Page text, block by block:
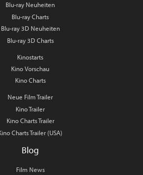
Blu-ray Neuheiten
Blu-ray Charts
Blu-ray 3D Neuheiten
Blu-ray 3D Charts
Kinostarts
Kino Vorschau
Kino Charts
Neue Film Trailer
Kino Trailer
Kino Charts Trailer
Charts Trailer (USA)
Blog
Film News